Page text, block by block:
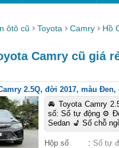
ôtô cũ Toyota Camry Hồ
Camry cũ giá
2.5Q, đời 2017, màu Đen,
🚘 Toyota Camry
số: Số tự động ⚙️
Sedan 💺 Số chỗ
Hộp số : Số tự